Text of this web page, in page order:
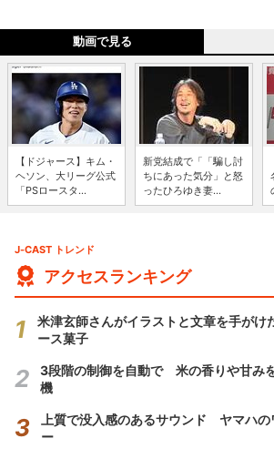
動画で見る
【ドジャース】キム・
ヘソン、大リーグ公式
「PSロースタ...
新党結成で「「騙し討
ちにあった気分」と怒
ったひろゆき妻...
J-CAST トレンド
アクセスランキング
米津玄師さんがイラストと文章を手がけ
ース菓子
3段階の制御を自動で 米の香りや甘み
機
上質で没入感のあるサウンド ヤマハ
ー